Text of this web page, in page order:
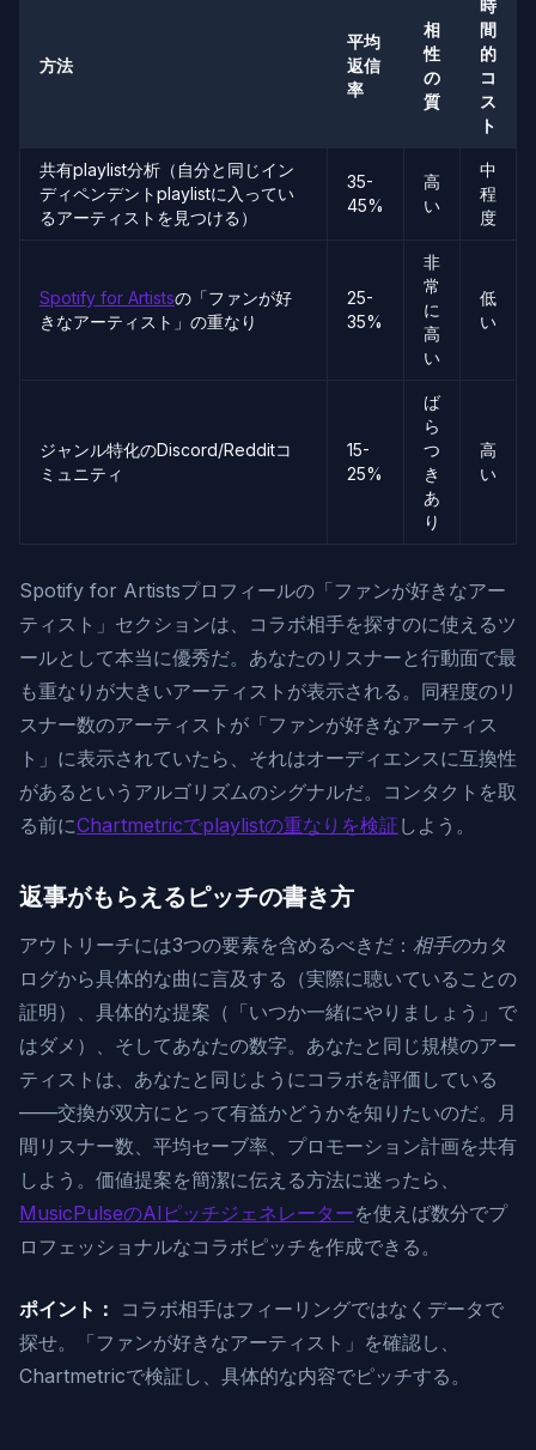
方法
平均
返信
率
相
性
の
質
時
間
的
コ
ス
ト
共有playlist分析（自分と同じイン
ディペンデントplaylistに入ってい
るアーティストを見つける）
35-
45%
高
い
中
程
度
Spotify for Artistsの「ファンが好
きなアーティスト」の重なり
25-
35%
非
常
に
高
い
低
い
ジャンル特化のDiscord/Redditコ
ミュニティ
15-
25%
ば
ら
つ
き
あ
り
高
い
Spotify for Artistsプロフィールの「ファンが好きなアー
ティスト」セクションは、コラボ相手を探すのに使えるツ
ールとして本当に優秀だ。あなたのリスナーと行動面で最
も重なりが大きいアーティストが表示される。同程度のリ
スナー数のアーティストが「ファンが好きなアーティス
ト」に表示されていたら、それはオーディエンスに互換性
があるというアルゴリズムのシグナルだ。コンタクトを取
る前にChartmetricでplaylistの重なりを検証 しよう。
返事がもらえるピッチの書き方
アウトリーチには3つの要素を含めるべきだ： 相手のカタ
ログから具体的な曲に言及する（実際に聴いていることの
証明）、具体的な提案（「いつか一緒にやりましょう」で
はダメ）、そしてあなたの数字。あなたと同じ規模のアー
ティストは、あなたと同じようにコラボを評価している
——交換が双方にとって有益かどうかを知りたいのだ。月
間リスナー数、平均セーブ率、プロモーション計画を共有
しよう。価値提案を簡潔に伝える方法に迷ったら、
MusicPulseのAIピッチジェネレーターを使えば数分でプ
ロフェッショナルなコラボピッチを作成できる。
ポイント：
コラボ相手はフィーリングではなくデータで
探せ。「ファンが好きなアーティスト」を確認し、
Chartmetricで検証し、具体的な内容でピッチする。